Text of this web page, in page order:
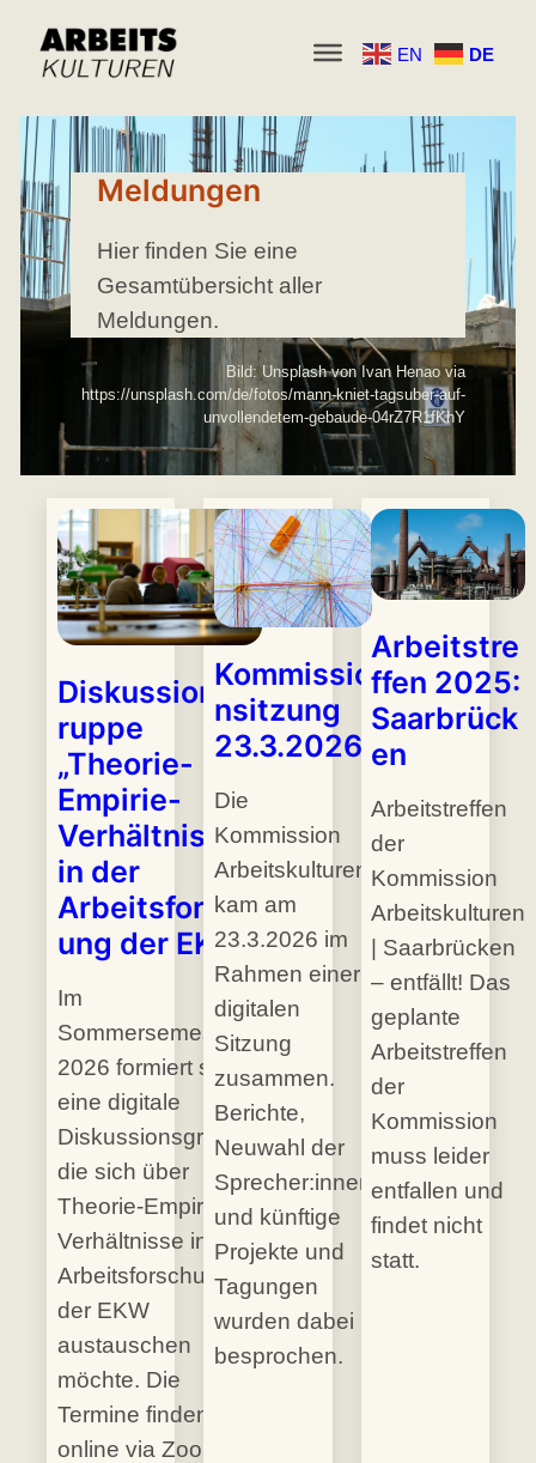
Zum
Inhalt
EN DE
Meldungen
Hier finden Sie eine
Gesamtübersicht aller
Meldungen.
Bild: Unsplash von Ivan Henao via
https://unsplash.com/de/fotos/mann-kniet-tagsuber-auf-
unvollendetem-gebaude-04rZ7R1fKhY
Diskussionsg
ruppe
„Theorie-
Empirie-
Verhältnisse
in der
Arbeitsforsch
ung der EKW“
Im
Sommersemester
2026 formiert sich
eine digitale
Diskussionsgruppe,
die sich über
Theorie-Empirie-
Verhältnisse in der
Arbeitsforschung
der EKW
austauschen
möchte. Die
Termine finden
online via Zoom…
Kommissio
nsitzung
23.3.2026
Die
Kommission
Arbeitskulturen
kam am
23.3.2026 im
Rahmen einer
digitalen
Sitzung
zusammen.
Berichte,
Neuwahl der
Sprecher:innen
und künftige
Projekte und
Tagungen
wurden dabei
besprochen.
Arbeitstre
ffen 2025:
Saarbrück
en
Arbeitstreffen
der
Kommission
Arbeitskulturen
| Saarbrücken
– entfällt! Das
geplante
Arbeitstreffen
der
Kommission
muss leider
entfallen und
findet nicht
statt.